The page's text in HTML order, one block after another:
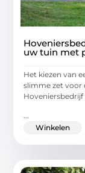
uw tuin met
Het kiezen van
slimme zet voor
Hoveniersbedrijf
...
Winkelen